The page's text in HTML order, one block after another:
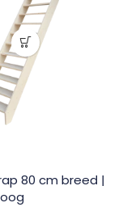
80 cm breed |